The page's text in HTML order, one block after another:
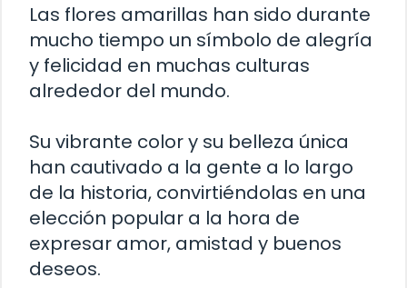
Las flores amarillas han sido durante
mucho tiempo un símbolo de alegría
y felicidad en muchas culturas
alrededor del mundo.
Su vibrante color y su belleza única
han cautivado a la gente a lo largo
de la historia, convirtiéndolas en una
elección popular a la hora de
expresar amor, amistad y buenos
deseos.